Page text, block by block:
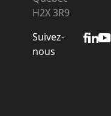
H2X 3R9
Suivez-
nous